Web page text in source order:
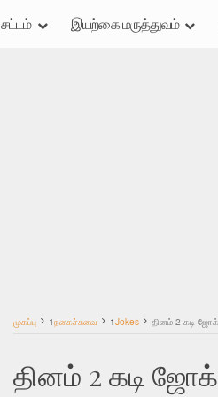
சட்டம் இயற்கை மருத்துவம்
முகப்பு 1நகைச்சுவை 1Jokes தினம் 2 கடி
தினம் 2 கடி